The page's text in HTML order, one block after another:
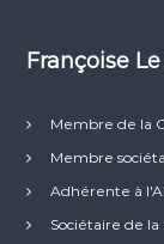
Françoise
Membre de la
Membre
Adhérente à
Sociétaire de la